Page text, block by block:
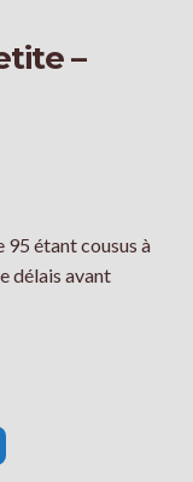
–
95 étant cousus à
délais avant